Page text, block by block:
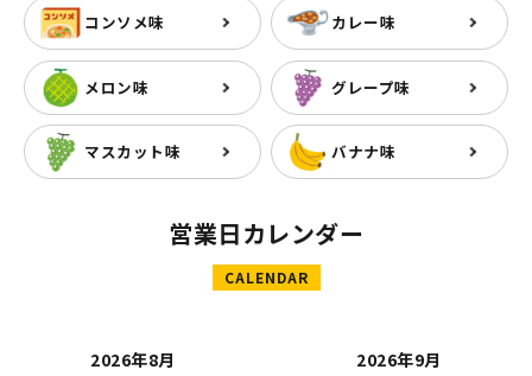
コンソメ味 カレー味
メロン味 グレープ味
マスカット味 バナナ味
営業日カレンダー
CALENDAR
2026年8月
2026年9月